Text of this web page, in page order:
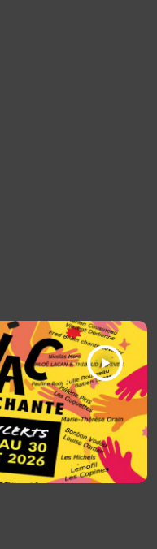
play_arrow